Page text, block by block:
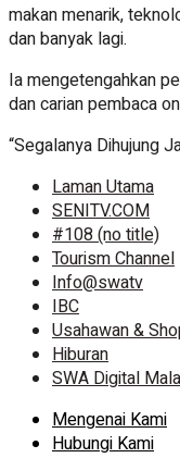
makan menarik,
dan banyak lagi.
Ia mengetengahkan
dan carian pembaca
“Segalanya Dihujung
Laman Utama
SENITV.COM
#108 (no title)
Tourism Channel
Info@swatv
IBC
Usahawan &
Hiburan
SWA Digital
Mengenai Kami
Hubungi Kami